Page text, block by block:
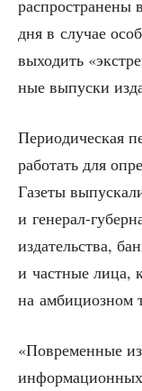
рас­про­стра­не­ны
дня в слу­чае
выхо­дить
ные выпус­ки
Пери­о­ди­че­ская
рабо­тать для
Газе­ты
и гене­рал-
изда­тель­ства,
и част­ные лица,
на амби­ци­оз­ном
«Повре­мен­ные
инфор­ма­ци­он­ных